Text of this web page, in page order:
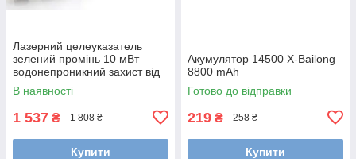
Лазерний целеуказатель
зелений промінь 10 мВт
водонепроникний захист від
вібрації кріплення 21 мм
виносна
В наявності
1 537 ₴ 1 808 ₴
Купити
Акумулятор 14500 X-Bailong
8800 mAh
Готово до відправки
219 ₴ 258 ₴
Купити